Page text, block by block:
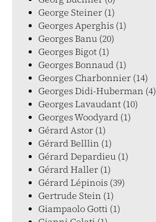
George Steiner (1)
Georges Aperghis (1)
Georges Banu (20)
Georges Bigot (1)
Georges Bonnaud (1)
Georges Charbonnier (14)
Georges Didi-Huberman (4)
Georges Lavaudant (10)
Georges Woodyard (1)
Gérard Astor (1)
Gérard Belllin (1)
Gérard Depardieu (1)
Gérard Haller (1)
Gérard Lépinois (39)
Gertrude Stein (1)
Giampaolo Gotti (1)